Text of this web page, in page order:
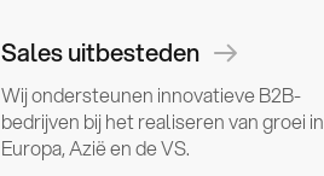
Sales uitbesteden
Wij ondersteunen innovatieve B2B-
bedrijven bij het realiseren van groei in
Europa, Azië en de VS.